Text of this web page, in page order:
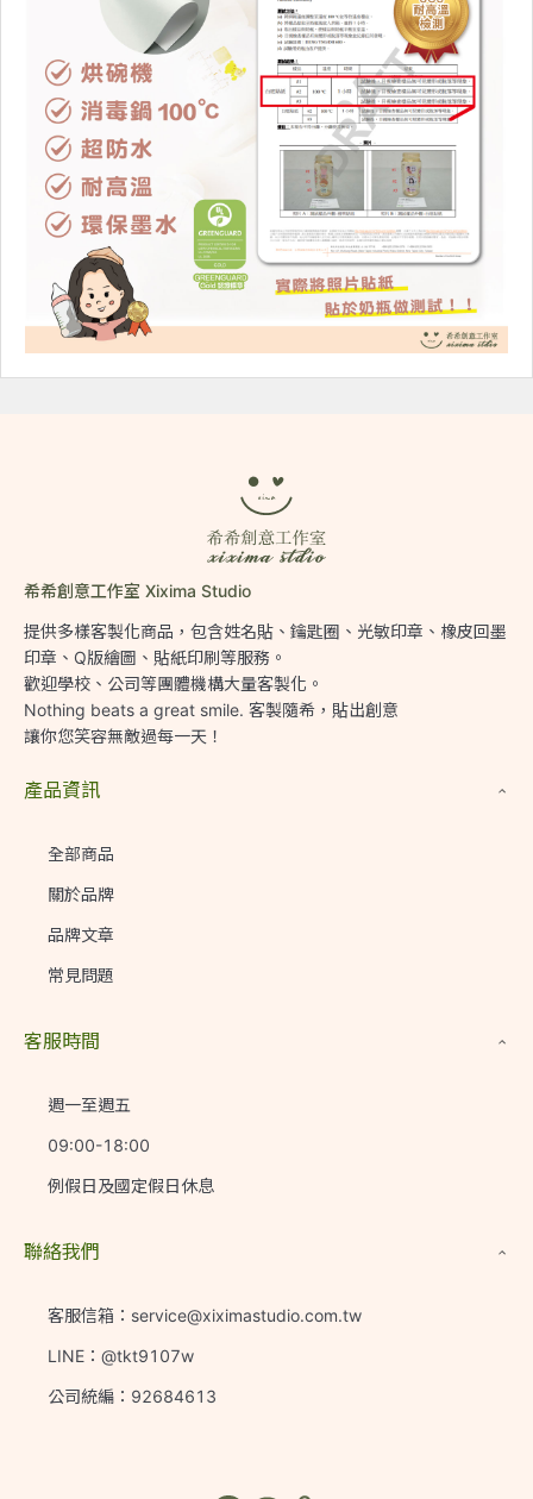
希希創意工作室 Xixima Studio
提供多樣客製化商品，包含姓名貼、鑰匙圈、光敏印章、橡皮回墨
印章、Q版繪圖、貼紙印刷等服務。
歡迎學校、公司等團體機構大量客製化。
Nothing beats a great smile. 客製隨希，貼出創意
讓你您笑容無敵過每一天！
產品資訊
全部商品
關於品牌
品牌文章
常見問題
客服時間
週一至週五
09:00-18:00
例假日及國定假日休息
聯絡我們
客服信箱：service@xiximastudio.com.tw
LINE：@tkt9107w
公司統編：92684613